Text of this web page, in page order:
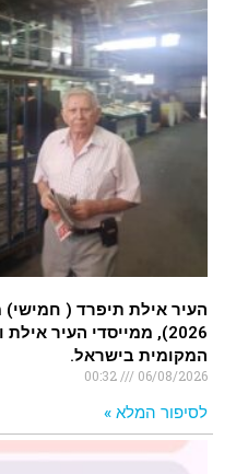
2026), ממייסדי העיר
המקומית בישראל.
06/08/2026
00:32
לסיפור המלא »